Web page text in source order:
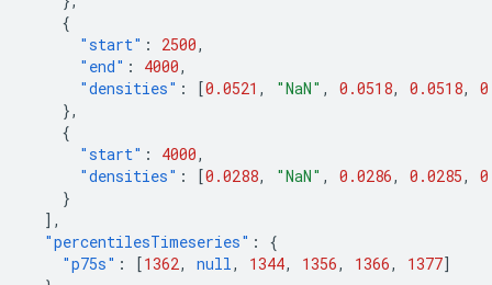
{
"start" : 2500,
"end" : 4000,
"densities" : [0.0521 , "NaN" , 0.0518, 0.0518,
},
{
"start" : 4000,
"densities" : [0.0288, "NaN" , 0.0286, 0.0285,
}
],
"percentilesTimeseries" :
{
"p75s" : [1362, null, 1344, 1356, 1366, 1377]